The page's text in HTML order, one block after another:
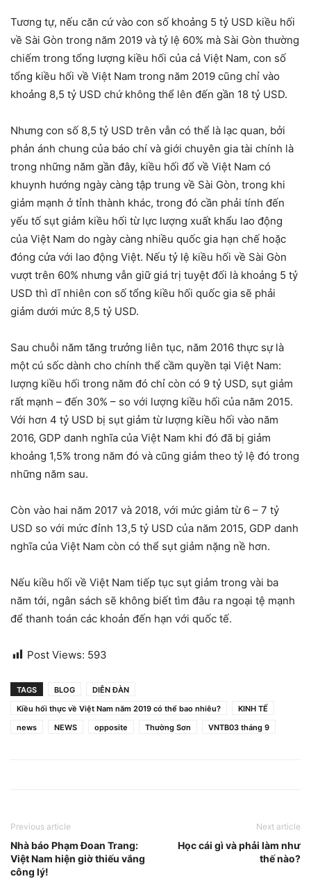
Tương tự, nếu căn cứ vào con số khoảng 5 tỷ USD kiều hối
về Sài Gòn trong năm 2019 và tỷ lệ 60% mà Sài Gòn thường
chiếm trong tổng lượng kiều hối của cả Việt Nam, con số
tổng kiều hối về Việt Nam trong năm 2019 cũng chỉ vào
khoảng 8,5 tỷ USD chứ không thể lên đến gần 18 tỷ USD.
Nhưng con số 8,5 tỷ USD trên vẫn có thể là lạc quan, bởi
phản ánh chung của báo chí và giới chuyên gia tài chính là
trong những năm gần đây, kiều hối đổ về Việt Nam có
khuynh hướng ngày càng tập trung về Sài Gòn, trong khi
giảm mạnh ở tỉnh thành khác, trong đó cần phải tính đến
yếu tố sụt giảm kiều hối từ lực lượng xuất khẩu lao động
của Việt Nam do ngày càng nhiều quốc gia hạn chế hoặc
đóng cửa với lao động Việt. Nếu tỷ lệ kiều hối về Sài Gòn
vượt trên 60% nhưng vẫn giữ giá trị tuyệt đối là khoảng 5 tỷ
USD thì dĩ nhiên con số tổng kiều hối quốc gia sẽ phải
giảm dưới mức 8,5 tỷ USD.
Sau chuỗi năm tăng trưởng liên tục, năm 2016 thực sự là
một cú sốc dành cho chính thể cầm quyền tại Việt Nam:
lượng kiều hối trong năm đó chỉ còn có 9 tỷ USD, sụt giảm
rất mạnh – đến 30% – so với lượng kiều hối của năm 2015.
Với hơn 4 tỷ USD bị sụt giảm từ lượng kiều hối vào năm
2016, GDP danh nghĩa của Việt Nam khi đó đã bị giảm
khoảng 1,5% trong năm đó và cũng giảm theo tỷ lệ đó trong
những năm sau.
Còn vào hai năm 2017 và 2018, với mức giảm từ 6 – 7 tỷ
USD so với mức đỉnh 13,5 tỷ USD của năm 2015, GDP danh
nghĩa của Việt Nam còn có thể sụt giảm nặng nề hơn.
Nếu kiều hối về Việt Nam tiếp tục sụt giảm trong vài ba
năm tới, ngân sách sẽ không biết tìm đâu ra ngoại tệ mạnh
để thanh toán các khoản đến hạn với quốc tế.
Post Views: 593
TAGS BLOG
DIỄN ĐÀN
Kiều hối thực về Việt Nam năm 2019 có thể bao nhiêu?
KINH TẾ
news
NEWS opposite Thường Sơn VNTB03 tháng 9
Previous article
Nhà báo Phạm Đoan Trang:
Việt Nam hiện giờ thiếu vắng
công lý!
Next article
Học cái gì và phải làm như
thế nào?